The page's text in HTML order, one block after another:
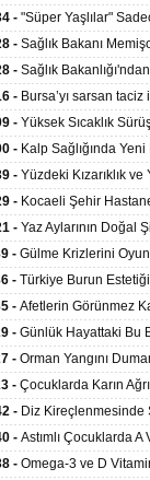
Hakkında
- "Süper Yaşlılar"
Olarak da Daha
- Sağlık Bakanı
Aşkın Kişiye
- Sağlık
Merkezlerinde Uzaktan
- Bursa’yı sarsan
- Yüksek Sıcaklık
40 Derecede
İniyor
- Kalp Sağlığında
30 Saniyede Ritim
- Yüzdeki Kızarıklık ve
Belirtisi Olabilir
- Kocaeli Şehir
Ünitesi
- Yaz Aylarının Doğal
Bağışıklığı ve
- Gülme Krizlerini
Çocuk 8 Kez
- Türkiye Burun
- Afetlerin Görünmez
Görev
- Günlük Hayattaki Bu
Tetikliyor
- Orman Yangını
Artırıyor
- Çocuklarda Karın
Habercisi Olabilir
- Diz Kireçlenmesinde
İle Yaşam Kalitesi
- Astımlı Çocuklarda
Arasında Bağlantı
- Omega-3 ve D